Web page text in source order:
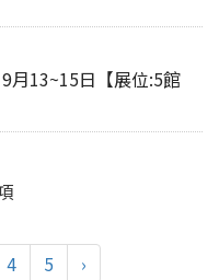
月13~15日【展位:5館
4 5 ›